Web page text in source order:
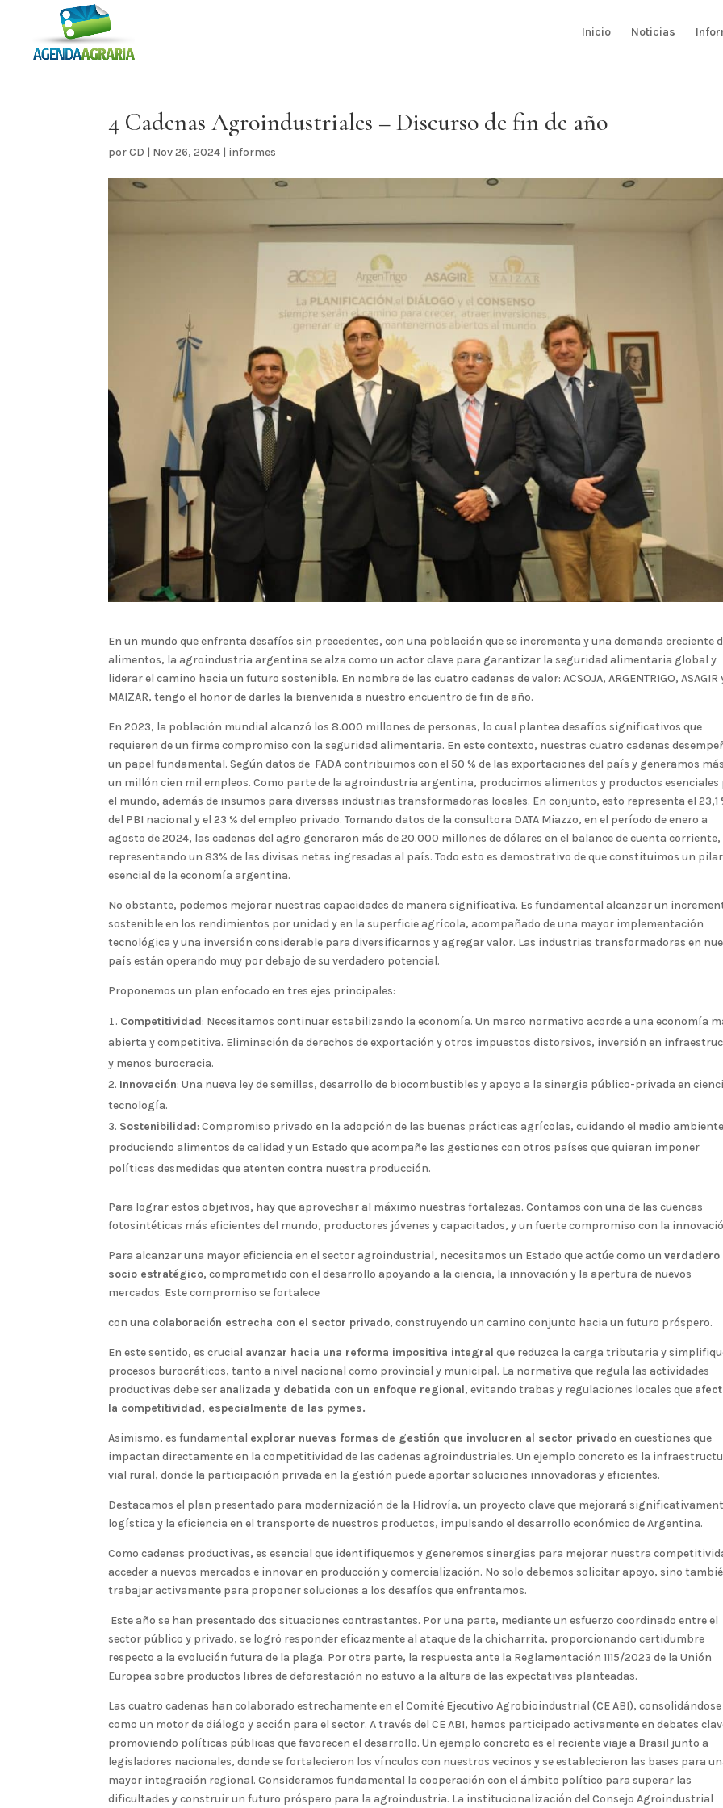
Inicio Noticias
4 Cadenas Agroindustriales – Discurso de fin de año
porCD | Nov 26, 2024 | informes
En un mundo que enfrenta desafíos sin precedentes, con una población que se incrementa y una demanda creciente
alimentos, la agroindustria argentina se alza como un actor clave para garantizar la seguridad alimentaria global y
liderar el camino hacia un futuro sostenible. En nombre de las cuatro cadenas de valor: ACSOJA, ARGENTRIGO, ASAGIR
MAIZAR, tengo el honor de darles la bienvenida a nuestro encuentro de fin de año.
En 2023, la población mundial alcanzó los 8.000 millones de personas, lo cual plantea desafíos significativos que
requieren de un firme compromiso con la seguridad alimentaria. En este contexto, nuestras cuatro cadenas
un papel fundamental. Según datos de FADA contribuimos con el 50 % de las exportaciones del país y generamos
un millón cien mil empleos. Como parte de la agroindustria argentina, producimos alimentos y productos esenciales
el mundo, además de insumos para diversas industrias transformadoras locales. En conjunto, esto representa el 23,1
del PBI nacional y el 23 % del empleo privado. Tomando datos de la consultora DATA Miazzo, en el período de enero a
agosto de 2024, las cadenas del agro generaron más de 20.000 millones de dólares en el balance de cuenta corriente,
representando un 83% de las divisas netas ingresadas al país. Todo esto es demostrativo de que constituimos un pilar
esencial de la economía argentina.
No obstante, podemos mejorar nuestras capacidades de manera significativa. Es fundamental alcanzar un
sostenible en los rendimientos por unidad y en la superficie agrícola, acompañado de una mayor implementación
tecnológica y una inversión considerable para diversificarnos y agregar valor. Las industrias transformadoras en
país están operando muy por debajo de su verdadero potencial.
Proponemos un plan enfocado en tres ejes principales:
Competitividad: Necesitamos continuar estabilizando la economía. Un marco normativo acorde a una economía
abierta y competitiva. Eliminación de derechos de exportación y otros impuestos distorsivos, inversión en
y menos burocracia.
Innovación: Una nueva ley de semillas, desarrollo de biocombustibles y apoyo a la sinergia público-privada en
tecnología.
Sostenibilidad: Compromiso privado en la adopción de las buenas prácticas agrícolas, cuidando el medio
produciendo alimentos de calidad y un Estado que acompañe las gestiones con otros países que quieran imponer
políticas desmedidas que atenten contra nuestra producción.
Para lograr estos objetivos, hay que aprovechar al máximo nuestras fortalezas. Contamos con una de las cuencas
fotosintéticas más eficientes del mundo, productores jóvenes y capacitados, y un fuerte compromiso con la
Para alcanzar una mayor eficiencia en el sector agroindustrial, necesitamos un Estado que actúe como unverdadero
socio estratégico, comprometido con el desarrollo apoyando a la ciencia, la innovación y la apertura de nuevos
mercados. Este compromiso se fortalece
con una colaboración estrecha con el sector privado, construyendo un camino conjunto hacia un futuro próspero.
En este sentido, es crucial avanzar hacia una reforma impositiva integral que reduzca la carga tributaria y
procesos burocráticos, tanto a nivel nacional como provincial y municipal. La normativa que regula las actividades
productivas debe ser analizada y debatida con un enfoque regional, evitando trabas y regulaciones locales que
la competitividad, especialmente de las pymes.
Asimismo, es fundamental explorar nuevas formas de gestión que involucren al sector privadoen cuestiones que
impactan directamente en la competitividad de las cadenas agroindustriales. Un ejemplo concreto es la
vial rural, donde la participación privada en la gestión puede aportar soluciones innovadoras y eficientes.
Destacamos el plan presentado para modernización de la Hidrovía, un proyecto clave que mejorará
logística y la eficiencia en el transporte de nuestros productos, impulsando el desarrollo económico de Argentina.
Como cadenas productivas, es esencial que identifiquemos y generemos sinergias para mejorar nuestra
acceder a nuevos mercados e innovar en producción y comercialización. No solo debemos solicitar apoyo, sino
trabajar activamente para proponer soluciones a los desafíos que enfrentamos.
Este año se han presentado dos situaciones contrastantes. Por una parte, mediante un esfuerzo coordinado entre el
sector público y privado, se logró responder eficazmente al ataque de la chicharrita, proporcionando certidumbre
respecto a la evolución futura de la plaga. Por otra parte, la respuesta ante la Reglamentación 1115/2023 de la Unión
Europea sobre productos libres de deforestación no estuvo a la altura de las expectativas planteadas.
Las cuatro cadenas han colaborado estrechamente en el Comité Ejecutivo Agrobioindustrial (CE ABI), consolidándose
como un motor de diálogo y acción para el sector. A través del CE ABI, hemos participado activamente en debates
promoviendo políticas públicas que favorecen el desarrollo. Un ejemplo concreto es el reciente viaje a Brasil junto a
legisladores nacionales, donde se fortalecieron los vínculos con nuestros vecinos y se establecieron las bases para
mayor integración regional. Consideramos fundamental la cooperación con el ámbito político para superar las
dificultades y construir un futuro próspero para la agroindustria. La institucionalización del Consejo Agroindustrial